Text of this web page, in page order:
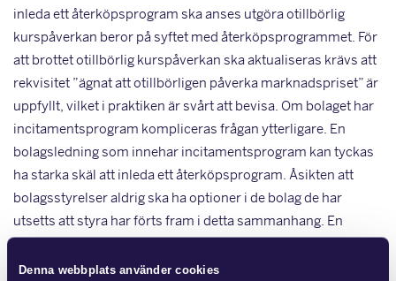
Denna webbplats använder cookies
inleda ett återköpsprogram ska anses utgöra otillbörlig
kurspåverkan beror på syftet med återköpsprogrammet. För
att brottet otillbörlig kurspåverkan ska aktualiseras krävs att
rekvisitet ”ägnat att otillbörligen påverka marknadspriset” är
uppfyllt, vilket i praktiken är svårt att bevisa. Om bolaget har
incitamentsprogram kompliceras frågan ytterligare. En
bolagsledning som innehar incitamentsprogram kan tyckas
ha starka skäl att inleda ett återköpsprogram. Åsikten att
bolagsstyrelser aldrig ska ha optioner i de bolag de har
utsetts att styra har förts fram i detta sammanhang. En
enkätundersökning gjord på Stockholmsbörsen år 2000 gav
vid handen att det råder en tydlig diskrepans mellan